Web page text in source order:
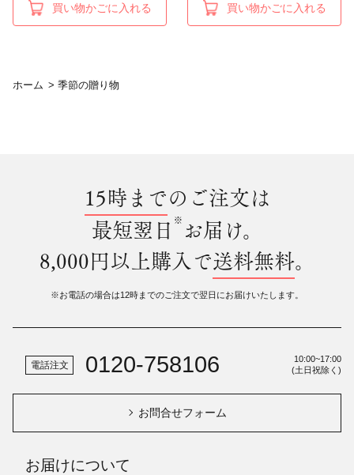
買い物かごに入れる 買い物かごに入れる
ホーム > 季節の贈り物
15時までのご注文は
最短翌日 ※ お届け。
8,000円以上購入で送料無料。
※お電話の場合は12時までのご注文で翌日にお届けいたします。
電話注文 0120-758106
10:00~17:00
(土日祝除く)
お問合せフォーム
お届けについて